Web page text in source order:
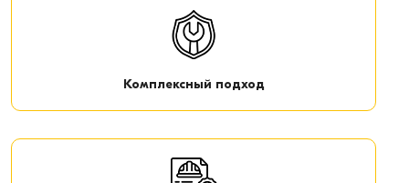
Комплексный подход